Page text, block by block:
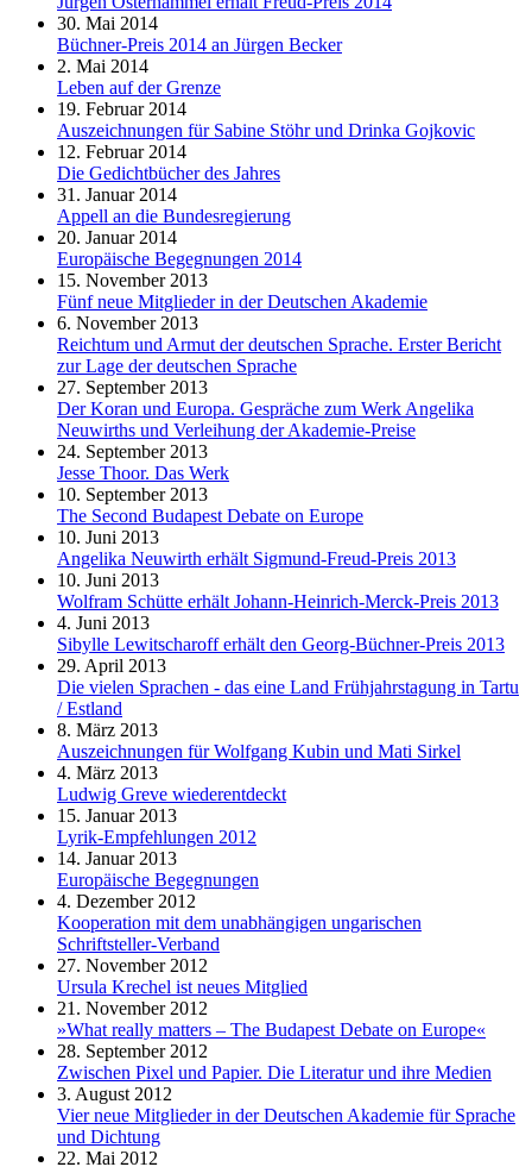
30. Mai 2014
Büchner-Preis 2014 an Jürgen Becker
2. Mai 2014
Leben auf der Grenze
19. Februar 2014
Auszeichnungen für Sabine Stöhr und Drinka Gojkovic
12. Februar 2014
Die Gedichtbücher des Jahres
31. Januar 2014
Appell an die Bundesregierung
20. Januar 2014
Europäische Begegnungen 2014
15. November 2013
Fünf neue Mitglieder in der Deutschen Akademie
6. November 2013
Reichtum und Armut der deutschen Sprache. Erster Bericht
zur Lage der deutschen Sprache
27. September 2013
Der Koran und Europa. Gespräche zum Werk Angelika
Neuwirths und Verleihung der Akademie-Preise
24. September 2013
Jesse Thoor. Das Werk
10. September 2013
The Second Budapest Debate on Europe
10. Juni 2013
Angelika Neuwirth erhält Sigmund-Freud-Preis 2013
10. Juni 2013
Wolfram Schütte erhält Johann-Heinrich-Merck-Preis 2013
4. Juni 2013
Sibylle Lewitscharoff erhält den Georg-Büchner-Preis 2013
29. April 2013
Die vielen Sprachen - das eine Land Frühjahrstagung in Tartu
/ Estland
8. März 2013
Auszeichnungen für Wolfgang Kubin und Mati Sirkel
4. März 2013
Ludwig Greve wiederentdeckt
15. Januar 2013
Lyrik-Empfehlungen 2012
14. Januar 2013
Europäische Begegnungen
4. Dezember 2012
Kooperation mit dem unabhängigen ungarischen
Schriftsteller-Verband
27. November 2012
Ursula Krechel ist neues Mitglied
21. November 2012
»What really matters – The Budapest Debate on Europe«
28. September 2012
Zwischen Pixel und Papier. Die Literatur und ihre Medien
3. August 2012
Vier neue Mitglieder in der Deutschen Akademie für Sprache
und Dichtung
22. Mai 2012